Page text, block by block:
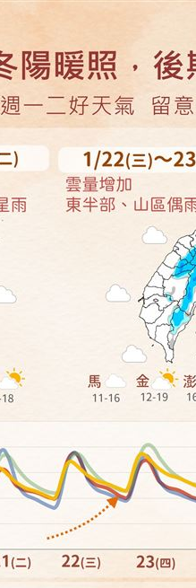
點開重訊
挨告結果曝 14:43
月可領五千 14:42
黑暗期 14:39
情變原因曝光 14:37
警戒範圍曝 14:34
遁入4族群
18:00
」逐漸成形 12:00
獎超「爸」氣 12:00
壇9/12登場！
掀足球熱潮 10:00